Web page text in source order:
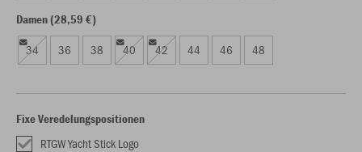
Damen (28,59 €)
34 36 38 40 42 44 46 48
Fixe Veredelungspositionen
RTGW Yacht Stick Logo